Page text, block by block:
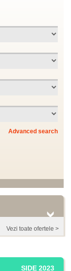
Advanced search
Vezi toate ofertele >
SIDE 2023